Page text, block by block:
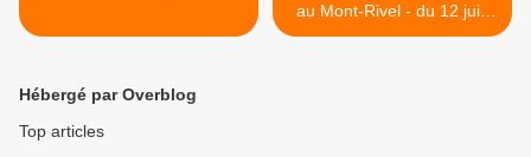
au Mont-Rivel - du 12 juin
2012 (J + 147 depuis la
Hébergé par Overblog
Top articles